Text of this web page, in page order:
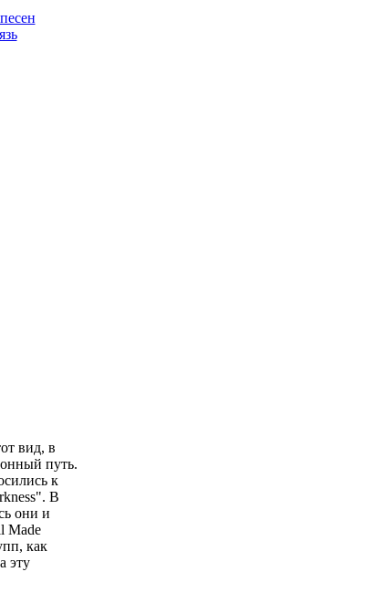
вид, в
путь.
к
В
они и
Made
как
эту